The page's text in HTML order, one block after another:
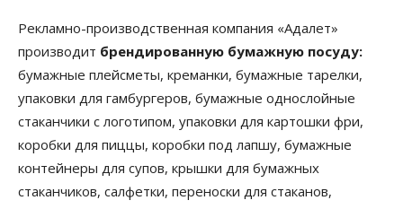
Рекламно-производственная компания «Адалет»
производит брендированную бумажную посуду:
бумажные плейсметы, креманки, бумажные тарелки,
упаковки для гамбургеров, бумажные однослойные
стаканчики с логотипом, упаковки для картошки фри,
коробки для пиццы, коробки под лапшу, бумажные
контейнеры для супов, крышки для бумажных
стаканчиков, салфетки, переноски для стаканов,